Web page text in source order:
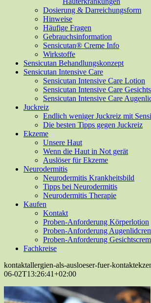
Dosierung & Darreichungsform
Hinweise
Häufige Fragen
Gebrauchsinformation
Sensicutan® Creme Info
Wirkstoffe
Sensicutan Behandlungskonzept
Sensicutan Intensive Care
Sensicutan Intensive Care Lotion
Sensicutan Intensive Care
Sensicutan Intensive Care
Juckreiz
Endlich weniger Juckreiz mit
Die besten Tipps gegen Juckreiz
Ekzeme
Unsere Haut
Wenn die Haut in Not gerät
Auslöser für Ekzeme
Neurodermitis
Neurodermitis Krankheitsbild
Tipps bei Neurodermitis
Neurodermitis Therapie
Kaufen
Kontakt
Proben-Anforderung Körperlotion
Proben-Anforderung
Proben-Anforderung
Fachkreise
kontaktallergien-als-ausloeser-fuer-
06-02T13:26:41+02:00